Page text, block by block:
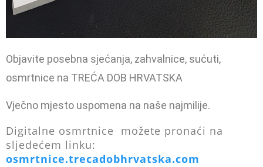
Objavite posebna sjećanja, zahvalnice, sućuti,
osmrtnice na TREĆA DOB HRVATSKA
Vječno mjesto uspomena na naše najmilije.
Digitalne osmrtnice možete pronaći na
sljedećem linku:
osmrtnice.trecadobhrvatska.com